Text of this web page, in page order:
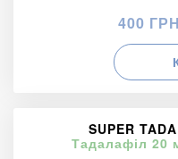
400
SUPER
Тадалафіл 20